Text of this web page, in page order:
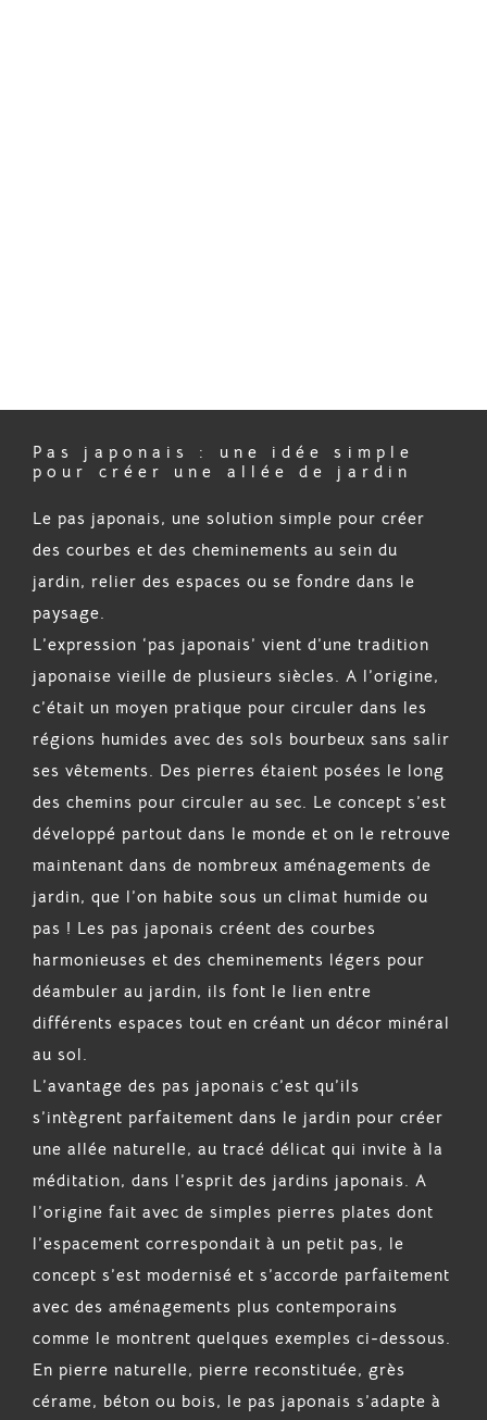
Pas japonais : une idée simple
pour créer une allée de jardin
Le pas japonais, une solution simple pour créer
des courbes et des cheminements au sein du
jardin, relier des espaces ou se fondre dans le
paysage.
L’expression ‘pas japonais’ vient d’une tradition
japonaise vieille de plusieurs siècles. A l’origine,
c’était un moyen pratique pour circuler dans les
régions humides avec des sols bourbeux sans salir
ses vêtements. Des pierres étaient posées le long
des chemins pour circuler au sec. Le concept s’est
développé partout dans le monde et on le retrouve
maintenant dans de nombreux aménagements de
jardin, que l’on habite sous un climat humide ou
pas ! Les pas japonais créent des courbes
harmonieuses et des cheminements légers pour
déambuler au jardin, ils font le lien entre
différents espaces tout en créant un décor minéral
au sol.
L’avantage des pas japonais c’est qu’ils
s’intègrent parfaitement dans le jardin pour créer
une allée naturelle, au tracé délicat qui invite à la
méditation, dans l’esprit des jardins japonais. A
l’origine fait avec de simples pierres plates dont
l’espacement correspondait à un petit pas, le
concept s’est modernisé et s’accorde parfaitement
avec des aménagements plus contemporains
comme le montrent quelques exemples ci-dessous.
En pierre naturelle, pierre reconstituée, grès
cérame, béton ou bois, le pas japonais s’adapte à